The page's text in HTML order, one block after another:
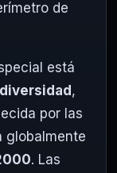
de
está
,
por las
globalmente
. Las